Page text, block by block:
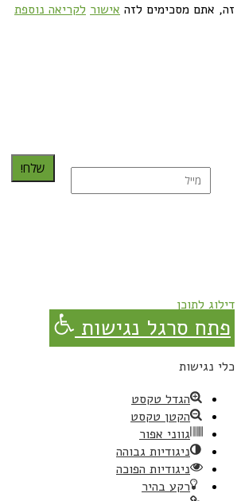
זה, אתם מסכימים לזה אישור לקריאה נוספת
שלח!
דילוג לתוכן
פתח סרגל נגישות
כלי נגישות
הגדל טקסט
הקטן טקסט
גווני אפור
ניגודיות גבוהה
ניגודיות הפוכה
רקע בהיר